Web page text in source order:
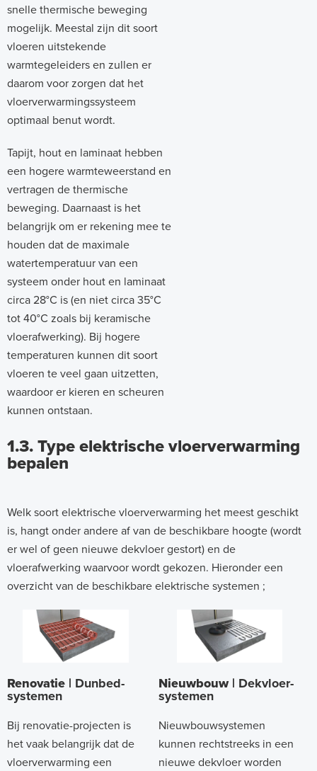
snelle thermische beweging
mogelijk. Meestal zijn dit soort
vloeren uitstekende
warmtegeleiders en zullen er
daarom voor zorgen dat het
vloerverwarmingssysteem
optimaal benut wordt.
Tapijt, hout en laminaat hebben
een hogere warmteweerstand en
vertragen de thermische
beweging. Daarnaast is het
belangrijk om er rekening mee te
houden dat de maximale
watertemperatuur van een
systeem onder hout en laminaat
circa 28°C is (en niet circa 35°C
tot 40°C zoals bij keramische
vloerafwerking). Bij hogere
temperaturen kunnen dit soort
vloeren te veel gaan uitzetten,
waardoor er kieren en scheuren
kunnen ontstaan.
1.3. Type elektrische vloerverwarming
bepalen
Welk soort elektrische vloerverwarming het meest geschikt
is, hangt onder andere af van de beschikbare hoogte (wordt
er wel of geen nieuwe dekvloer gestort) en de
vloerafwerking waarvoor wordt gekozen. Hieronder een
overzicht van de beschikbare elektrische systemen ;
Renovatie | Dunbed-
systemen
Bij renovatie-projecten is
het vaak belangrijk dat de
vloerverwarming een
Nieuwbouw | Dekvloer-
systemen
Nieuwbouwsystemen
kunnen rechtstreeks in een
nieuwe dekvloer worden